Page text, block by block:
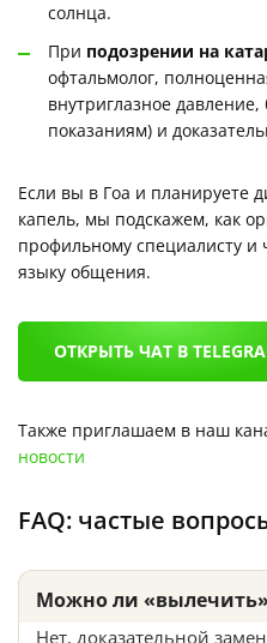
солнца.
При подозрении на
офтальмолог,
внутриглазное
показаниям) и
Если вы в Гоа и планируете
капель, мы подскажем, как
профильному специалисту и
языку общения.
ОТКРЫТЬ ЧАТ В
Также приглашаем в наш
новости
FAQ: частые
Можно ли
Нет, доказательной